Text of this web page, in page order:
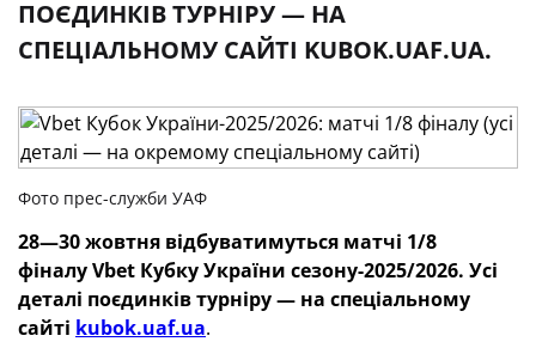
ПОЄДИНКІВ ТУРНІРУ — НА
СПЕЦІАЛЬНОМУ САЙТІ KUBOK.UAF.UA.
Фото прес-служби УАФ
28—30 жовтня відбуватимуться матчі 1/8
фіналуVbet Кубку України сезону-2025/2026. Усі
деталі поєдинківтурніру — на спеціальному
сайті kubok.uaf.ua.